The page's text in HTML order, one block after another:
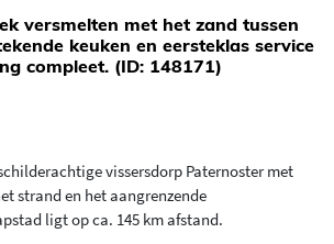
versmelten met het zand tussen
keuken en eersteklas service
compleet. (ID: 148171)
vissersdorp Paternoster met
strand en het aangrenzende
ligt op ca. 145 km afstand.